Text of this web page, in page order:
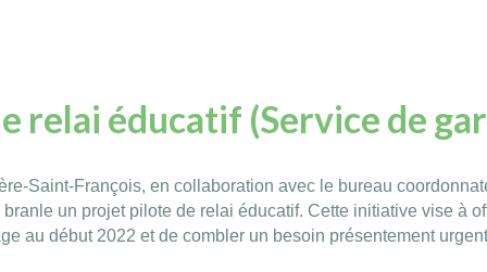
relai éducatif (Service de
Saint-François, en collaboration avec le bureau
branle un projet pilote de relai éducatif. Cette initiative vise à
au début 2022 et de combler un besoin présentement